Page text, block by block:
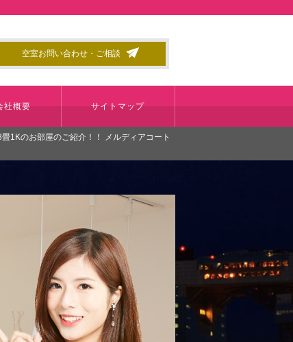
空室お問い合わせ・ご相談
社概要 サイトマップ
1Kのお部屋のご紹介！！ メルディアコート